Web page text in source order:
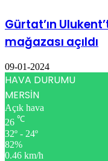
Gürtat’ın
mağazası açıldı
09-01-2024
HAVA DURUMU
MERSİN
Açık hava
26 ℃
32º - 24º
82%
0.46 km/h